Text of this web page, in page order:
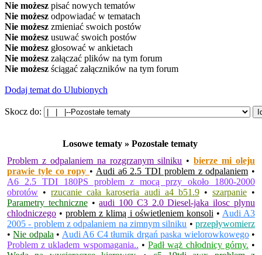
Nie możesz pisać nowych tematów
Nie możesz odpowiadać w tematach
Nie możesz zmieniać swoich postów
Nie możesz usuwać swoich postów
Nie możesz głosować w ankietach
Nie możesz załączać plików na tym forum
Nie możesz ściągać załączników na tym forum
Dodaj temat do Ulubionych
Skocz do:
Losowe tematy » Pozostałe tematy
Problem z odpalaniem na rozgrzanym silniku •bierze mi oleju
prawie tyle co ropy • Audi a6 2.5 TDI problem z odpalaniem •
A6 2.5 TDI 180PS problem z mocą przy około 1800-2000
obrotów •rzucanie cała karoseria audi a4 b51.9• szarpanie•
Parametry techniczne•audi 100 C3 2.0 Diesel-jaka ilosc plynu
chlodniczego •problem z klimą i oświetleniem konsoli • Audi A3
2005 - problem z odpalaniem na zimnym silniku •przepływomierz
•Nie odpala • Audi A6 C4 tłumik drgań paska wielorowkowego•
Problem z ukladem wspomagania.. •Padł wąż chłodnicy górny. •